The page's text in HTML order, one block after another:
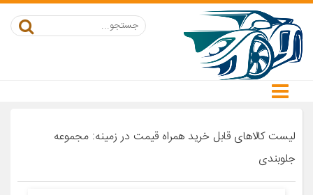
لیست کالاهای قابل خرید همراه قیمت در زمینه: مجموعه
جلوبندی